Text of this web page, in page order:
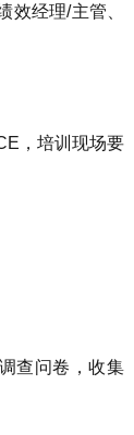
经理/主管、
，培训现场要
查问卷，收集